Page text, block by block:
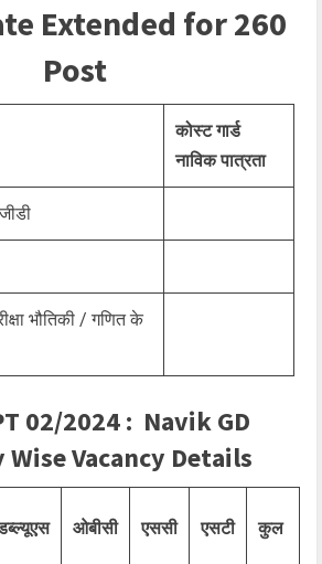
Extended for 260
Post
कोस्ट गार्ड
नाविक पात्रता
भौतिकी / गणित के
02/2024 : Navik GD
Wise Vacancy Details
ओबीसी एससी एसटी कुल